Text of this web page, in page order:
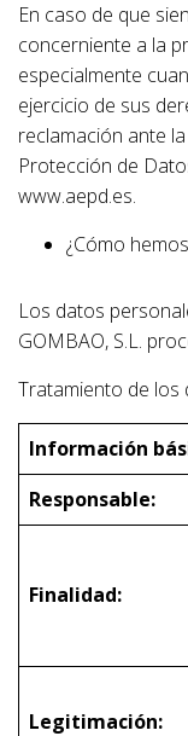
En caso de que
concerniente a la
especialmente
ejercicio de sus
reclamación ante
Protección de
www.aepd.es.
¿Cómo
Los datos
GOMBAO, S.L.
Tratamiento de los
Información
Responsable:
Finalidad:
Legitimación: